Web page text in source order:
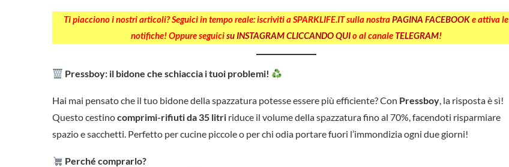
Ti piacciono i nostri articoli? Seguici in tempo reale: iscriviti a SPARKLIFE.IT sulla nostraPAGINA FACEBOOKe attiva le
notifiche! Oppure seguicisu INSTAGRAM CLICCANDO QUIo al canale TELEGRAM!
Pressboy: il bidone che schiaccia i tuoi problemi!
Hai mai pensato che il tuo bidone della spazzatura potesse essere più efficiente? Con Pressboy, la risposta è sì!
Questo cestinocomprimi-rifiuti da 35 litri riduce il volume della spazzatura fino al 70%, facendoti risparmiare
spazio e sacchetti. Perfetto per cucine piccole o per chi odia portare fuori l’immondizia ogni due giorni!
Perché comprarlo?